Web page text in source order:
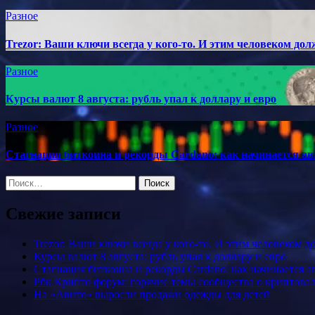
Разное
Trezor: Ваши ключи всегда у кого-то. И этим человеком
Разное
Курсы валют 8 августа: рубль упал к доллару и евро
Разное
Стагнация биткоина и рекорды Cardano: как начинается
Найти:
Свежие записи
Trezor: Ваши ключи всегда у кого-то. И этим человеком
Курсы валют 8 августа: рубль упал к доллару и евро
Стагнация биткоина и рекорды Cardano: как начинается
Рбк Крипто форум: горячие темы сообщества о
На «Авито» выросли продажи одежды для детей